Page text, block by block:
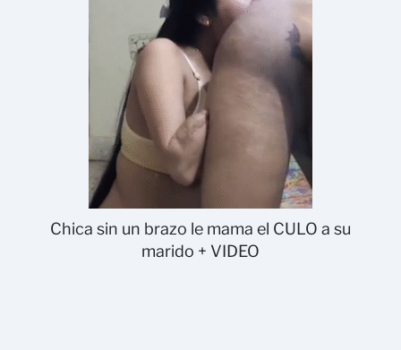
Chica sin un brazo le mama el CULO a su
marido + VIDEO